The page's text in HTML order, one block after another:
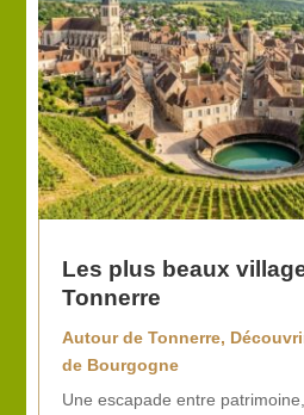
Les plus beaux
Tonnerre
Autour de Tonnerre,
de Bourgogne
Une escapade entre